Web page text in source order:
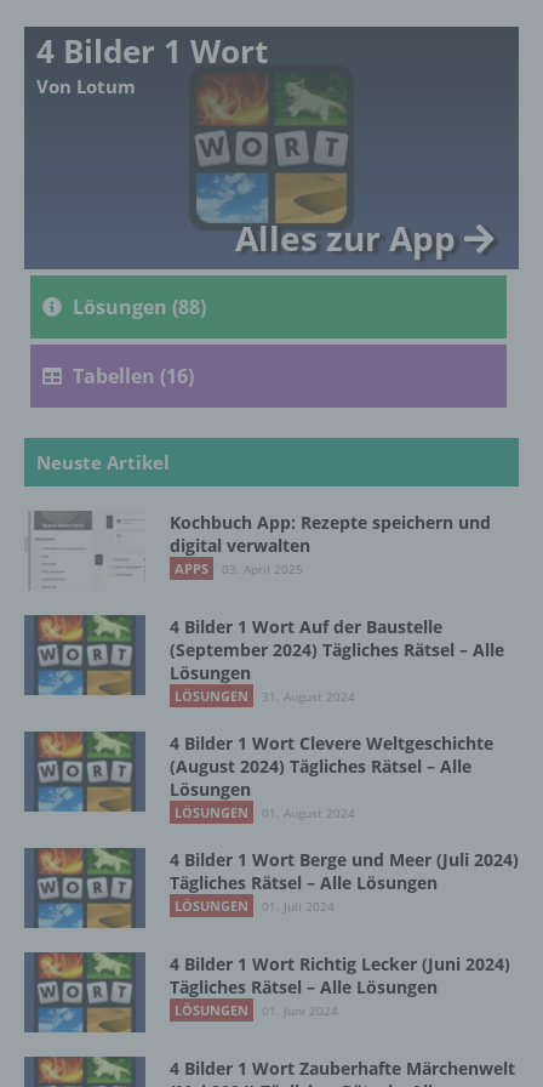
4 Bilder 1 Wort
Von Lotum
Alles zur App
Lösungen (88)
Tabellen (16)
Neuste Artikel
Kochbuch App: Rezepte speichern und
digital verwalten
APPS 03. April 2025
4 Bilder 1 Wort Auf der Baustelle
(September 2024) Tägliches Rätsel – Alle
Lösungen
LÖSUNGEN 31. August 2024
4 Bilder 1 Wort Clevere Weltgeschichte
(August 2024) Tägliches Rätsel – Alle
Lösungen
LÖSUNGEN 01. August 2024
4 Bilder 1 Wort Berge und Meer (Juli 2024)
Tägliches Rätsel – Alle Lösungen
LÖSUNGEN 01. Juli 2024
4 Bilder 1 Wort Richtig Lecker (Juni 2024)
Tägliches Rätsel – Alle Lösungen
LÖSUNGEN 01. Juni 2024
4 Bilder 1 Wort Zauberhafte Märchenwelt
Ausdruck der physischen, physiologischen,
genetischen, psychischen, wirtschaftlichen,
kulturellen oder sozialen Identität dieser
natürlichen Person sind, identifiziert werden
b) betroffene Person
Betroffene Person ist jede identifizierte oder
personenbezogene Daten von dem für die
Verarbeitung Verantwortlichen verarbeitet
c) Verarbeitung
automatisierter Verfahren ausgeführte
Vorgang oder jede solche Vorgangsreihe im
Zusammenhang mit personenbezogenen
Organisation, das Ordnen, die Speicherung,
die Anpassung oder Veränderung, das
Auslesen, das Abfragen, die Verwendung,
die Offenlegung durch Übermittlung,
Bereitstellung, den Abgleich oder die
Verknüpfung, die Einschränkung, das
Löschen oder die Vernichtung.
d) Einschränkung der Verarbeitung
Einschränkung der Verarbeitung ist die
Markierung gespeicherter
personenbezogener Daten mit dem Ziel, ihre
künftige Verarbeitung einzuschränken.